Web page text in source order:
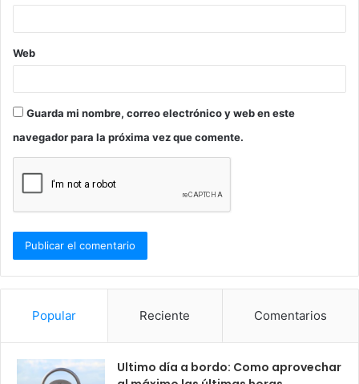
*
Web
Guarda mi nombre, correo electrónico y web en este
navegador para la próxima vez que comente.
Popular Reciente Comentarios
Ultimo día a bordo: Como aprovechar